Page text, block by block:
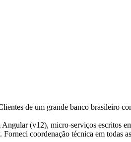
de um grande banco brasileiro
(v12), micro-serviços
coordenação técnica em todas